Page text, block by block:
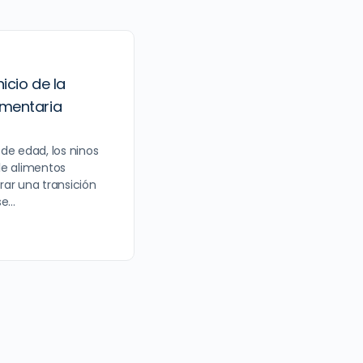
de la
edad, los ninos
alimentos
una transición